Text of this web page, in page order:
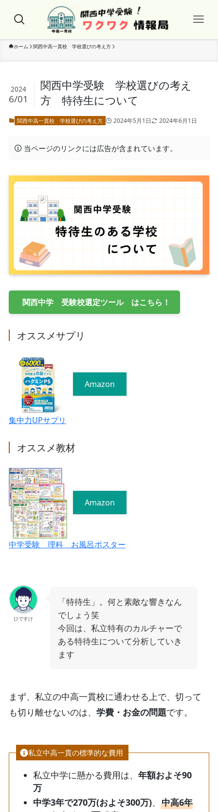
ホーム 関西中高一貫校 学校選びの考え方
関西中学受験 学校選びの考え
方 特待生について
2024
6/01
関西中高一貫校 学校選びの考え方 2024年5月1日 2024年6月1日
当ページのリンクには広告が含まれています。
関西中学 受験校選定ツール はこちら！
オススメサプリ
Amazon
集中力UPサプリ
オススメ教材
Amazon
中学受験 理科 お風呂ポスター
ひですけ
「特待生」。何と素敵な響きなん
でしょう笑
今回は、私立特有のカルチャーで
ある特待生について分析していき
ます
まず、私立の中高一貫校に通わせる上で、切って
も切り離せないのは、 学費・お金の問題です。
私立中高一貫の標準的な費用
私立中学に懸かる費用は、年額およそ90
万
中学3年で270万(およそ300万)、中高6年